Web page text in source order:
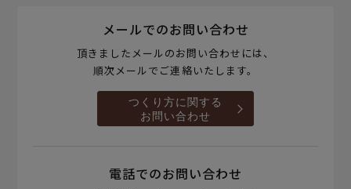
メールでのお問い合わせ
頂きましたメールのお問い合わせには、
順次メールでご連絡いたします。
つくり方に関する
お問い合わせ
電話でのお問い合わせ